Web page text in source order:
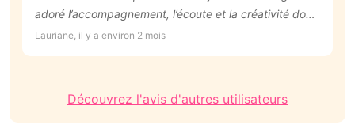
adoré l’accompagnement, l’écoute et la créativité dont
Manon a fait preuve. Le résultat est exactement ce
Lauriane, il y a environ 2 mois
Découvrez l'avis d'autres utilisateurs